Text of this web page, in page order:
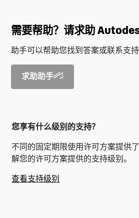
需要帮助？请求助
助手可以帮助您找到答案或联系支持
求助助手
您享有什么级别的支持？
不同的固定期限使用许可方案提供
解您的许可方案提供的支持级别。
查看支持级别